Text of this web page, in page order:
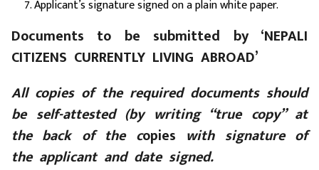
Applicant’s signature signed on a plain white paper.
Documents to be submitted by ‘NEPALI
CITIZENS CURRENTLY LIVING ABROAD’
All copies of the required documents should
be self-attested (by writing “true copy” at
the back of the copies with signature of
the applicant and date signed.